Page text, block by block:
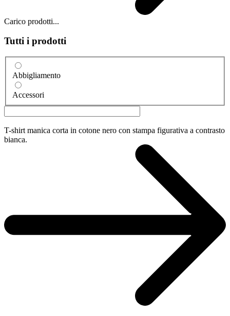
Carico prodotti...
Tutti i prodotti
Abbigliamento
Accessori
T-shirt manica corta in cotone nero con stampa figurativa a contrasto
bianca.